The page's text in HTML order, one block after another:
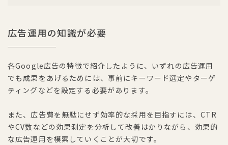
広告運用の知識が必要
各Google広告の特徴で紹介したように、いずれの広告運用
でも成果をあげるためには、事前にキーワード選定やターゲ
ティングなどを設定する必要があります。
また、広告費を無駄にせず効率的な採用を目指すには、CTR
やCV数などの効果測定を分析して改善はかりながら、効果的
な広告運用を模索していくことが大切です。